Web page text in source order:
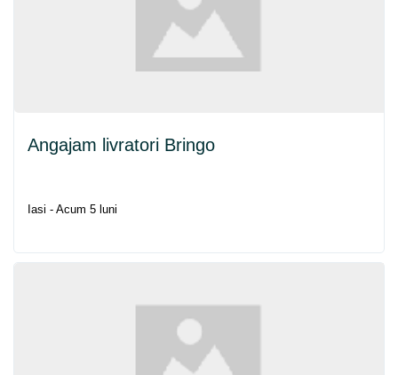
Angajam livratori Bringo
Iasi - Acum 5 luni